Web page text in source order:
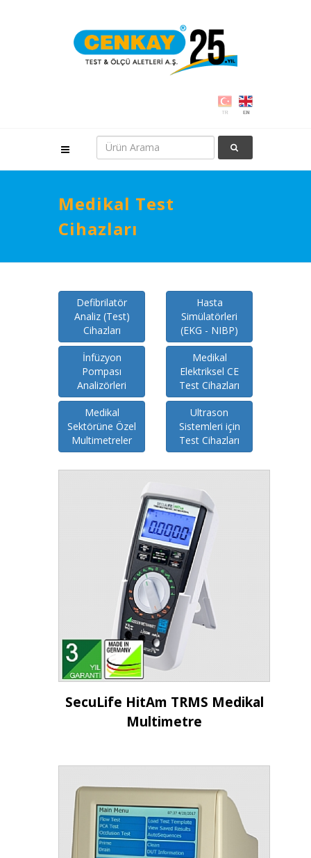
Medikal Test
Cihazları
Defibrilatör
Analiz (Test)
Cihazları
Hasta
Simülatörleri
(EKG - NIBP)
İnfüzyon
Pompası
Analizörleri
Medikal
Elektriksel CE
Test Cihazları
Medikal
Sektörüne Özel
Multimetreler
Ultrason
Sistemleri için
Test Cihazları
İncele
SecuLife HitAm TRMS Medikal
Multimetre